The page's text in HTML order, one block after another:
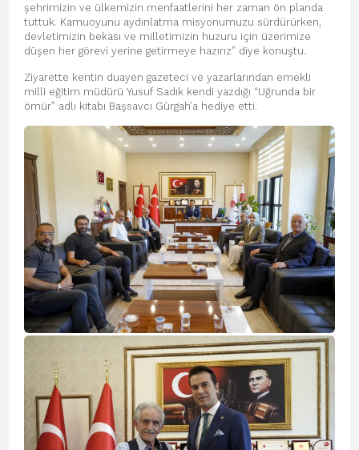
şehrimizin ve ülkemizin menfaatlerini her zaman ön planda
tuttuk. Kamuoyunu aydınlatma misyonumuzu sürdürürken,
devletimizin bekası ve milletimizin huzuru için üzerimize
düşen her görevi yerine getirmeye hazırız” diye konuştu.
Ziyarette kentin duayen gazeteci ve yazarlarından emekli
milli eğitim müdürü Yusuf Sadık kendi yazdığı “Uğrunda bir
ömür” adlı kitabı Başsavcı Gürgah’a hediye etti.